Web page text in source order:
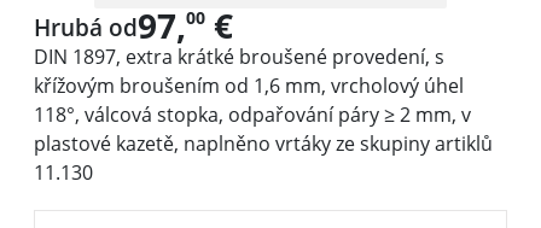
Hrubá od97,00 €
DIN 1897, extra krátké broušené provedení, s
křížovým broušením od 1,6 mm, vrcholový úhel
118°, válcová stopka, odpařování páry ≥ 2 mm, v
plastové kazetě, naplněno vrtáky ze skupiny artiklů
11.130